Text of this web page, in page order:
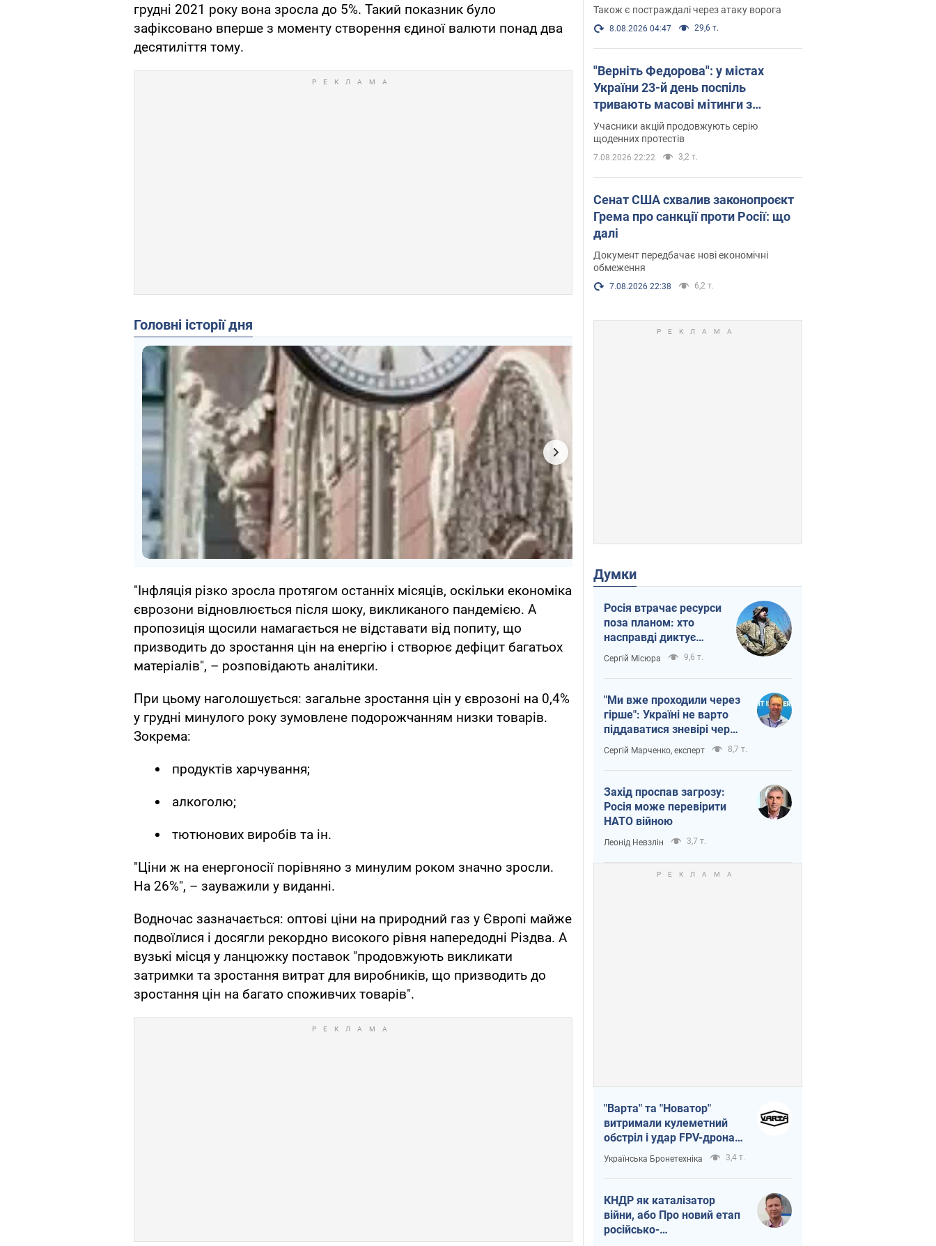
грудні 2021 року вона зросла до 5%. Такий показник було
зафіксовано вперше з моменту створення єдиної валюти понад два
десятиліття тому.
Головні історії дня
"Інфляція різко зросла протягом останніх місяців, оскільки економіка
єврозони відновлюється після шоку, викликаного пандемією. А
пропозиція щосили намагається не відставати від попиту, що
призводить до зростання цін на енергію і створює дефіцит багатьох
матеріалів", – розповідають аналітики.
При цьому наголошується: загальне зростання цін у єврозоні на 0,4%
у грудні минулого року зумовлене подорожчанням низки товарів.
Зокрема:
продуктів харчування;
алкоголю;
тютюнових виробів та ін.
"Ціни ж на енергоносії порівняно з минулим роком значно зросли.
На 26%", – зауважили у виданні.
Водночас зазначається: оптові ціни на природний газ у Європі майже
подвоїлися і досягли рекордно високого рівня напередодні Різдва. А
вузькі місця у ланцюжку поставок "продовжують викликати
затримки та зростання витрат для виробників, що призводить до
зростання цін на багато споживчих товарів".
Також є постраждалі через атаку ворога
8.08.2026 04:47 29,6 т.
"Верніть Федорова": у містах
України 23-й день поспіль
тривають масові мітинги з
картонками. Фото і відео
Учасники акцій продовжують серію
щоденних протестів
7.08.2026 22:22 3,2 т.
Сенат США схвалив законопроєкт
Грема про санкції проти Росії: що
далі
Документ передбачає нові економічні
обмеження
7.08.2026 22:38 6,2 т.
Думки
Росія втрачає ресурси
поза планом: хто
насправді диктує
темп війни
Сергій Місюра 9,6 т.
"Ми вже проходили через
гірше": Україні не варто
піддаватися зневірі через
ракетний терор
Сергій Марченко, експерт 8,7 т.
Захід проспав загрозу:
Росія може перевірити
НАТО війною
Леонід Невзлін 3,7 т.
"Варта" та "Новатор"
витримали кулеметний
обстріл і удар FPV-дрона,
врятувавши життя
офіцеру ЗСУ
Українська Бронетехніка 3,4 т.
КНДР як каталізатор
війни, або Про новий етап
російсько-